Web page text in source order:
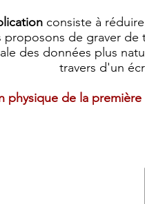
consiste à
proposons de graver
des données plus
travers d'un
physique de la